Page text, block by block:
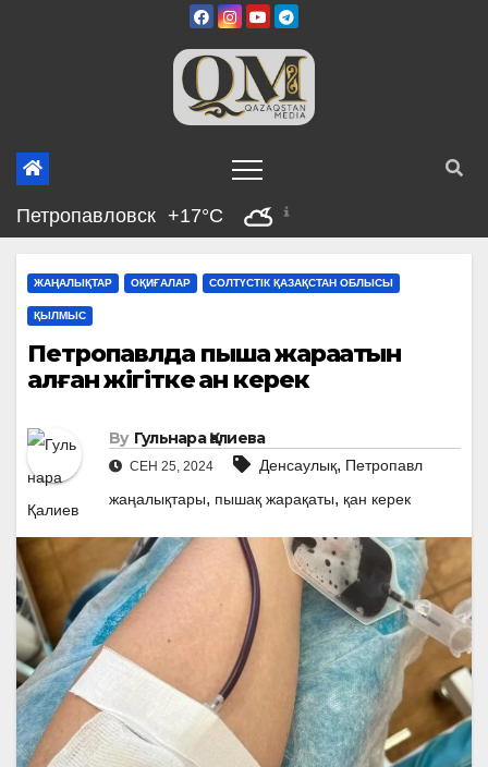
Петропавловск +17°C
ЖАҢАЛЫҚТАР ОҚИҒАЛАР СОЛТҮСТІК ҚАЗАҚСТАН ОБЛЫСЫ
ҚЫЛМЫС
Петропавлда пышақ жарақатын
алған жігітке қан керек
By Гульнара Қалиева
СЕН 25, 2024 Денсаулық, Петропавл
жаңалықтары, пышақ жарақаты, қан керек